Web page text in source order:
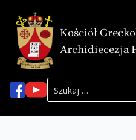
Kościół
Archidiecezja